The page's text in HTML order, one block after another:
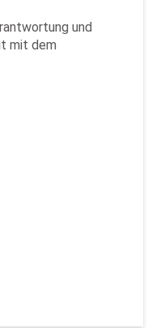
und
mit dem